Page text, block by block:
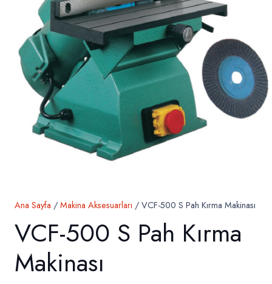
Ana Sayfa / Makina Aksesuarları / VCF-500 S Pah Kırma Makinası
VCF-500 S Pah Kırma
Makinası